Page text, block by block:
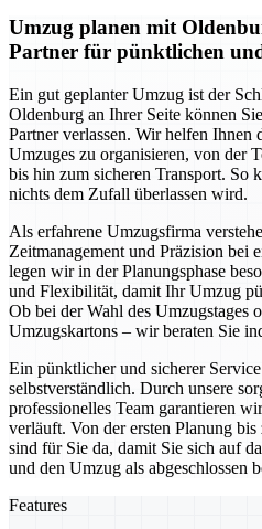
Umzug planen mit
Partner für pünktlichen
Ein gut geplanter Umzug ist der
Oldenburg an Ihrer Seite können
Partner verlassen. Wir helfen Ihnen
Umzuges zu organisieren, von der
bis hin zum sicheren Transport. So
nichts dem Zufall überlassen wird.
Als erfahrene Umzugsfirma
Zeitmanagement und Präzision bei
legen wir in der Planungsphase
und Flexibilität, damit Ihr Umzug
Ob bei der Wahl des Umzugstages
Umzugskartons – wir beraten Sie
Ein pünktlicher und sicherer
selbstverständlich. Durch unsere
professionelles Team garantieren
verläuft. Von der ersten Planung
sind für Sie da, damit Sie sich auf
und den Umzug als abgeschlossen
Features